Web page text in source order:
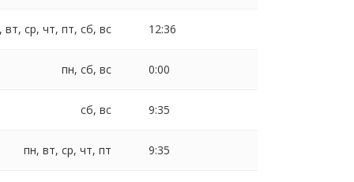
вт, ср, чт, пт, сб, вс 12:36
пн, сб, вс 0:00
сб, вс 9:35
пн, вт, ср, чт, пт 9:35